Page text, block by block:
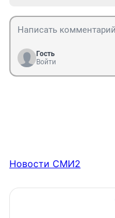
Гость
Войти
Новости СМИ2